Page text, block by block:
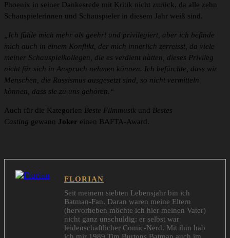
Phoenix in seiner Dankesrede mit Kritik nicht zurück, da alle zehn
Schauspielerinnen und Schauspieler in diesem Jahr weiß sind.
„Ich fühle mich mehr als geehrt und privilegiert, aber ich befinde
mich auch in einem Konflikt, der mich innerlich zerreisst, da viele
meiner Schauspielkollegen, die es verdient hätten, dieses Privileg
nicht für sich in Anspruch nehmen können. Ich befürchte, dass wir
Menschen, die Rassismus ausgesetzt sind, so nicht vermitteln
können, dass sie zu uns gehören.“
Auch für die Kategorien Beste Filmmusik und Bestes
Casting gewann Joker einen BAFTA-Award.
FLORIAN
Seit meinem siebten Lebensjahr bin ich
Batman-Fan. Daran waren meine Eltern
(hervorheben möchte ich hier meinen Vater)
nicht ganz unschuldig: er selbst war
leidenschaftlicher Comic-Nerd. Mit ihm hab